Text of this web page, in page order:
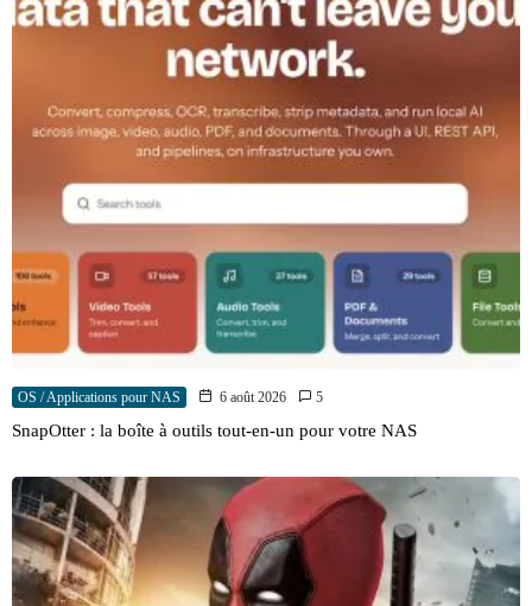
OS / Applications pour NAS 6 août 2026 5
SnapOtter : la boîte à outils tout-en-un pour votre NAS